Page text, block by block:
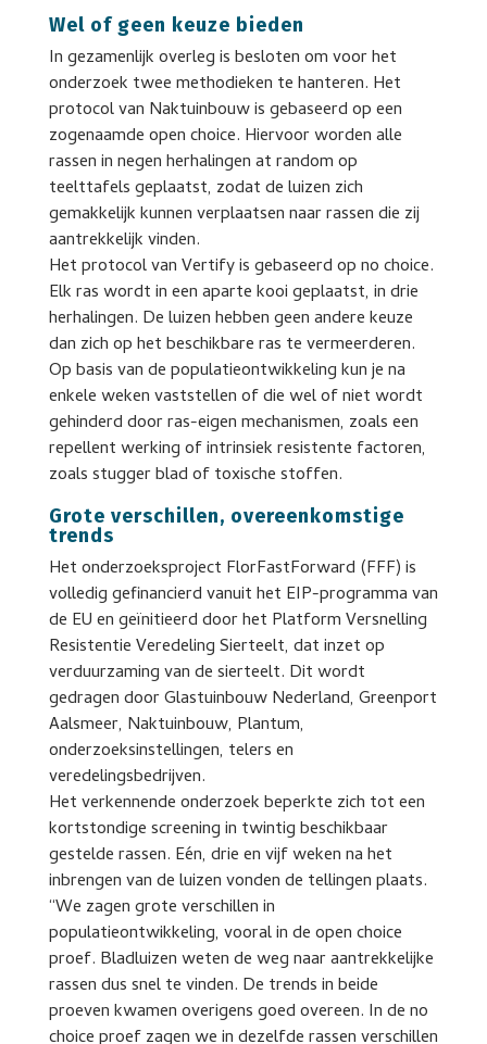
Wel of geen keuze bieden
In gezamenlijk overleg is besloten om voor het
onderzoek twee methodieken te hanteren. Het
protocol van Naktuinbouw is gebaseerd op een
zogenaamde open choice. Hiervoor worden alle
rassen in negen herhalingen at random op
teelttafels geplaatst, zodat de luizen zich
gemakkelijk kunnen verplaatsen naar rassen die zij
aantrekkelijk vinden.
Het protocol van Vertify is gebaseerd op no choice.
Elk ras wordt in een aparte kooi geplaatst, in drie
herhalingen. De luizen hebben geen andere keuze
dan zich op het beschikbare ras te vermeerderen.
Op basis van de populatieontwikkeling kun je na
enkele weken vaststellen of die wel of niet wordt
gehinderd door ras-eigen mechanismen, zoals een
repellent werking of intrinsiek resistente factoren,
zoals stugger blad of toxische stoffen.
Grote verschillen, overeenkomstige
trends
Het onderzoeksproject FlorFastForward (FFF) is
volledig gefinancierd vanuit het EIP-programma van
de EU en geïnitieerd door het Platform Versnelling
Resistentie Veredeling Sierteelt, dat inzet op
verduurzaming van de sierteelt. Dit wordt
gedragen door Glastuinbouw Nederland, Greenport
Aalsmeer, Naktuinbouw, Plantum,
onderzoeksinstellingen, telers en
veredelingsbedrijven.
Het verkennende onderzoek beperkte zich tot een
kortstondige screening in twintig beschikbaar
gestelde rassen. Eén, drie en vijf weken na het
inbrengen van de luizen vonden de tellingen plaats.
“We zagen grote verschillen in
populatieontwikkeling, vooral in de open choice
proef. Bladluizen weten de weg naar aantrekkelijke
rassen dus snel te vinden. De trends in beide
proeven kwamen overigens goed overeen. In de no